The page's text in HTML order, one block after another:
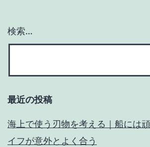
ン
検索…
最近の投稿
海上で使う刃物を考える｜船には
イフが意外とよく合う